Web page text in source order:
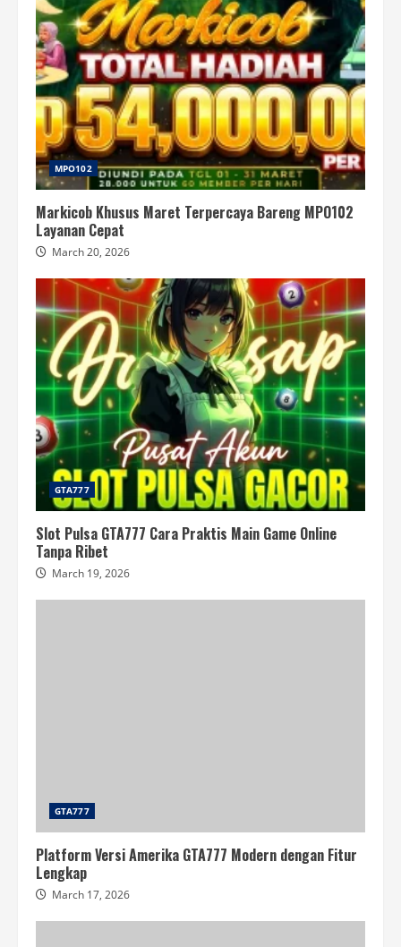
MPO102
Markicob Khusus Maret Terpercaya Bareng MPO102
Layanan Cepat
March 20, 2026
GTA777
Slot Pulsa GTA777 Cara Praktis Main Game Online
Tanpa Ribet
March 19, 2026
GTA777
Platform Versi Amerika GTA777 Modern dengan Fitur
Lengkap
March 17, 2026